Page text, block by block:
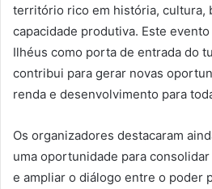
território rico em história, cultura,
capacidade produtiva. Este
Ilhéus como porta de entrada do
contribui para gerar novas
renda e desenvolvimento para
Os organizadores destacaram
uma oportunidade para
e ampliar o diálogo entre o poder